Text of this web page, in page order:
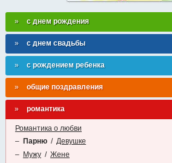
с днем рождения
с днем свадьбы
с рождением ребенка
общие поздравления
романтика
Романтика о любви
– Парню/ Девушке
– Мужу/ Жене